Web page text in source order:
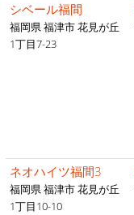
シベール福間
福岡県 福津市 花見が丘
1丁目7-23
ネオハイツ福間3
福岡県 福津市 花見が丘
1丁目10-10